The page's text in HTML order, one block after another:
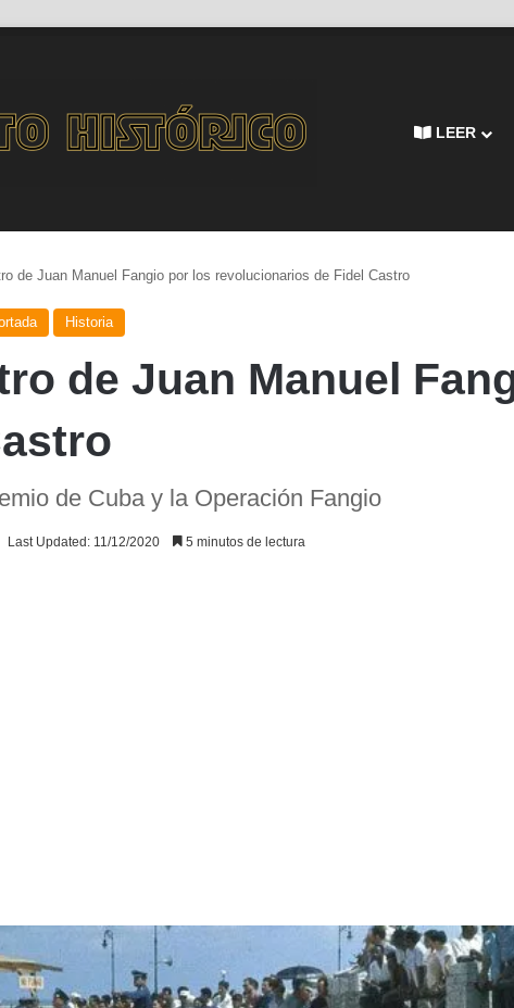
LEER
de Juan Manuel Fangio por los revolucionarios de Fidel Castro
Historia
de Juan Manuel
de Cuba y la Operación Fangio
Last Updated: 11/12/2020 5 minutos de lectura